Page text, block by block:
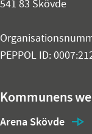
541 83 Skövde
PEPPOL ID:
Kommunens
Arena Skövde